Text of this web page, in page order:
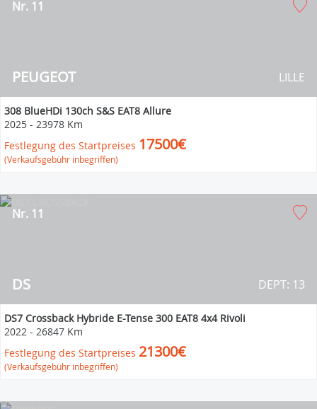
PEUGEOT
Nr. 11
LILLE
308 BlueHDi 130ch S&S EAT8 Allure
2025 - 23978 Km
Festlegung des Startpreises 17500€
(Verkaufsgebühr inbegriffen)
DS
Nr. 11
DEPT: 13
DS7 Crossback Hybride E-Tense 300 EAT8 4x4 Rivoli
2022 - 26847 Km
Festlegung des Startpreises 21300€
(Verkaufsgebühr inbegriffen)